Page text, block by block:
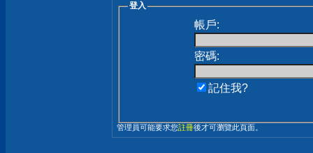
登入
帳戶:
密碼:
記住我?
管理員可能要求您註冊後才可瀏覽此頁面。